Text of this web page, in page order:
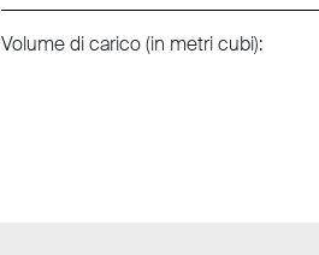
Volume di carico (in metri cubi):